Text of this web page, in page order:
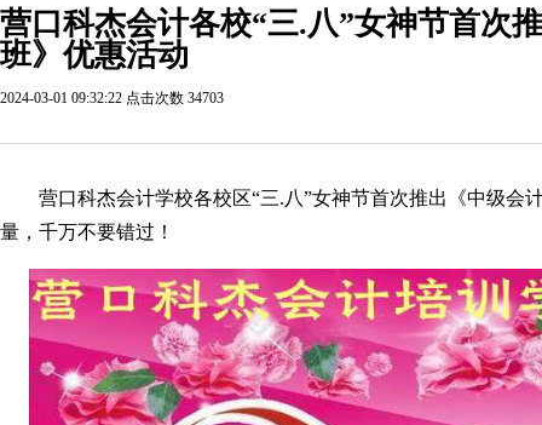
营口科杰会计各校“三.八”女神节首次
班》优惠活动
2024-03-01 09:32:22 点击次数 34703
营口科杰会计学校各校区“三.八”女神节首次推出《中级会
量，千万不要错过！